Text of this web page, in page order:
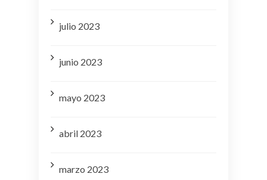
julio 2023
junio 2023
mayo 2023
abril 2023
marzo 2023